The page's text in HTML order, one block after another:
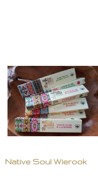
Native Soul Wierook